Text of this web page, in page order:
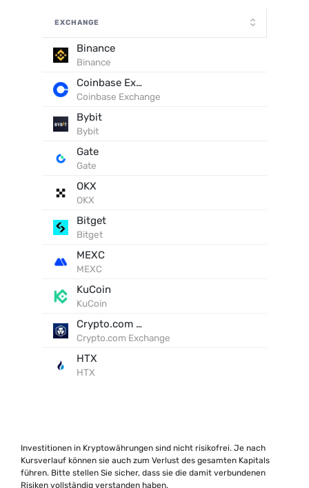
EXCHANGE
Binance
Binance
Coinbase Exchange
Coinbase Exchange
Bybit
Bybit
Gate
Gate
OKX
OKX
Bitget
Bitget
MEXC
MEXC
KuCoin
KuCoin
Crypto.com Exchange
Crypto.com Exchange
HTX
HTX
Investitionen in Kryptowährungen sind nicht risikofrei. Je nach
Kursverlauf können sie auch zum Verlust des gesamten Kapitals
führen. Bitte stellen Sie sicher, dass sie die damit verbundenen
Risiken vollständig verstanden haben.